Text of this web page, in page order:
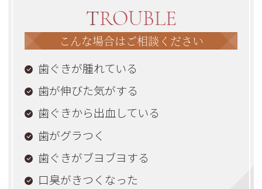
TROUBLE
こんな場合はご相談ください
歯ぐきが腫れている
歯が伸びた気がする
歯ぐきから出血している
歯がグラつく
歯ぐきがブヨブヨする
口臭がきつくなった